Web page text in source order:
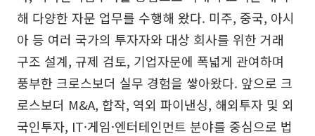
해 다양한 자문 업무를 수행해 왔다. 미주, 중국, 아시
아 등 여러 국가의 투자자와 대상 회사를 위한 거래
구조 설계, 규제 검토, 기업자문에 폭넓게 관여하며
풍부한 크로스보더 실무 경험을 쌓아왔다. 앞으로 크
로스보더 M&A, 합작, 역외 파이낸싱, 해외투자 및 외
국인투자, IT·게임·엔터테인먼트 분야를 중심으로 법